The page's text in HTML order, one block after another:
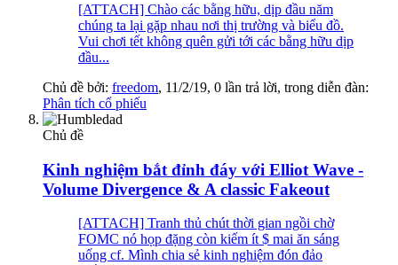
[ATTACH] Chào các bằng hữu, dịp đầu năm
chúng ta lại gặp nhau nơi thị trường và biểu đồ.
Vui chơi tết không quên gửi tới các bằng hữu dịp
đầu...
Chủ đề bởi: freedom, 11/2/19, 0 lần trả lời, trong diễn đàn:
Phân tích cổ phiếu
Chủ đề
Kinh nghiệm bắt đỉnh đáy với Elliot Wave -
Volume Divergence & A classic Fakeout
[ATTACH] Tranh thủ chút thời gian ngồi chờ
FOMC nó họp đặng còn kiếm ít $ mai ăn sáng
uống cf. Mình chia sẻ kinh nghiệm đón đảo